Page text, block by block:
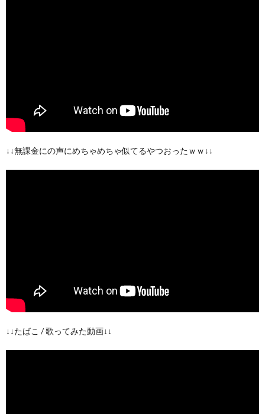
↓↓無課金にの声にめちゃめちゃ似てるやつおったｗｗ↓↓
↓↓たばこ / 歌ってみた動画↓↓